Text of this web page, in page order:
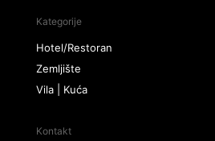
Kategorije
Hotel/Restoran
Zemljište
Vila | Kuća
Kontakt